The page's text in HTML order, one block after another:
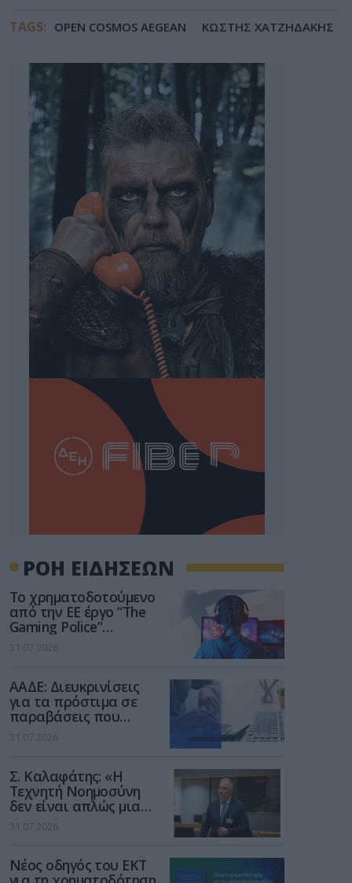
TAGS: OPEN COSMOS AEGEAN ΚΩΣΤΗΣ ΧΑΤΖΗΔΑΚΗΣ
ΡΟΗ ΕΙΔΗΣΕΩΝ
Το χρηματοδοτούμενο
από την ΕΕ έργο “The
Gaming Police”
ενισχύει την ασφάλεια
των παιδιών στο
31.07.2026
ΑΑΔΕ: Διευκρινίσεις
για τα πρόστιμα σε
παραβάσεις που
αφορούν τους ΦΗΜ
31.07.2026
Σ. Καλαφάτης: «Η
Τεχνητή Νοημοσύνη
δεν είναι απλώς μια
νέα τεχνολογία, είναι
μια νέα βιομηχανική
31.07.2026
Νέος οδηγός του ΕΚΤ